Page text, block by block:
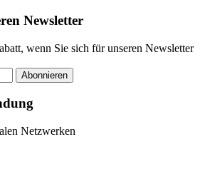
Newsletter
wenn Sie sich für unseren Newsletter
Abonnieren
Netzwerken